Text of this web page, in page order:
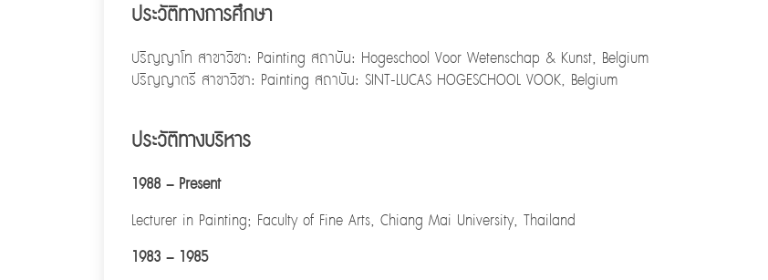
ประวัติทางการศึกษา
ปริญญาโท สาขาวิชา: Painting สถาบัน: Hogeschool Voor Wetenschap & Kunst, Belgium
ปริญญาตรี สาขาวิชา: Painting สถาบัน: SINT-LUCAS HOGESCHOOL VOOK, Belgium
ประวัติทางบริหาร
1988 – Present
Lecturer in Painting; Faculty of Fine Arts, Chiang Mai University, Thailand
1983 – 1985